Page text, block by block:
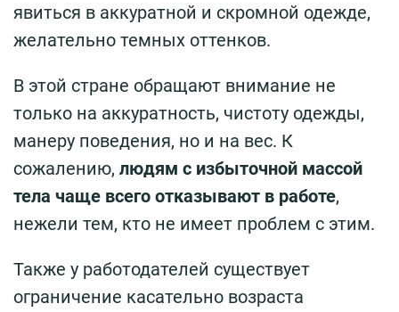
явиться в аккуратной и скромной одежде,
желательно темных оттенков.
В этой стране обращают внимание не
только на аккуратность, чистоту одежды,
манеру поведения, но и на вес. К
сожалению, людям с избыточной массой
тела чаще всего отказывают в работе,
нежели тем, кто не имеет проблем с этим.
Также у работодателей существует
ограничение касательно возраста